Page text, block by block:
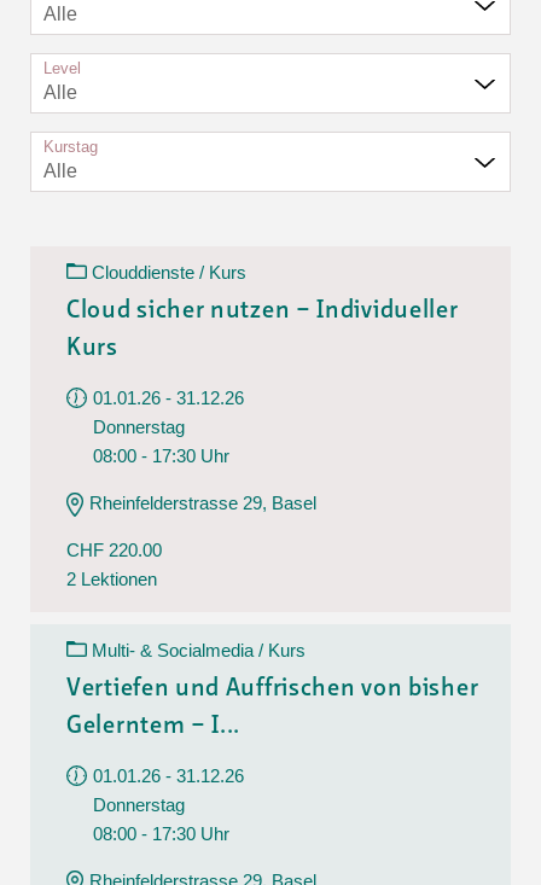
Alle
Level
Alle
Kurstag
Alle
Clouddienste / Kurs
Cloud sicher nutzen – Individueller
Kurs
01.01.26 - 31.12.26
Donnerstag
08:00 - 17:30 Uhr
Rheinfelderstrasse 29, Basel
CHF 220.00
2 Lektionen
Multi- & Socialmedia / Kurs
Vertiefen und Auffrischen von bisher
Gelerntem – I...
01.01.26 - 31.12.26
Donnerstag
08:00 - 17:30 Uhr
Rheinfelderstrasse 29, Basel